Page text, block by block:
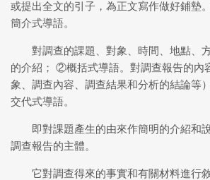
或提出全文的引子，為正文寫作做好鋪墊
簡介式導語。
對調查的課題、對象、時間、地點、
的介紹； ②概括式導語。對調查報告的內
象、調查內容、調查結果和分析的結論等
交代式導語。
即對課題產生的由來作簡明的介紹和
調查報告的主體。
它對調查得來的事實和有關材料進行